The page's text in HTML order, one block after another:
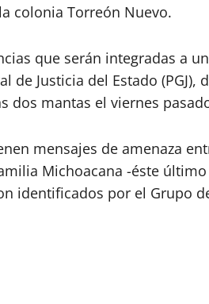
colonia Torreón Nuevo.
que serán integradas a
Justicia del Estado (PGJ),
dos mantas el viernes
mensajes de amenaza
Michoacana -éste
identificados por el Grupo